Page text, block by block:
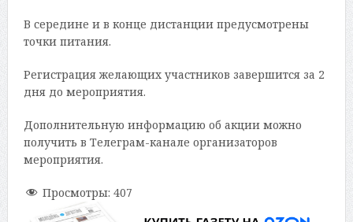
В середине и в конце дистанции предусмотрены
точки питания.
Регистрация желающих участников завершится за 2
дня до мероприятия.
Дополнительную информацию об акции можно
получить в Телеграм-канале организаторов
мероприятия.
Просмотры: 407